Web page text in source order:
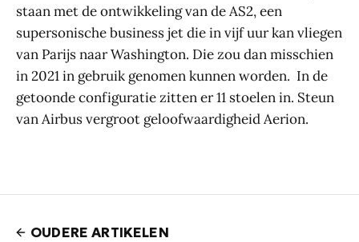
staan met de ontwikkeling van de AS2, een
supersonische business jet die in vijf uur kan vliegen
van Parijs naar Washington. Die zou dan misschien
in 2021 in gebruik genomen kunnen worden. In de
getoonde configuratie zitten er 11 stoelen in. Steun
van Airbus vergroot geloofwaardigheid Aerion.
OUDERE ARTIKELEN